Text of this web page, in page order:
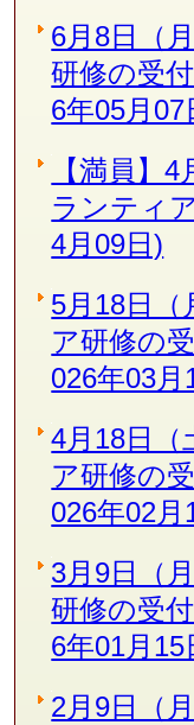
6月8日（
研修の受
6年05月07
【満員】
ランティ
4月09日)
5月18日（
ア研修の
026年03月
4月18日（
ア研修の
026年02月
3月9日（
研修の受
6年01月15
2月9日（